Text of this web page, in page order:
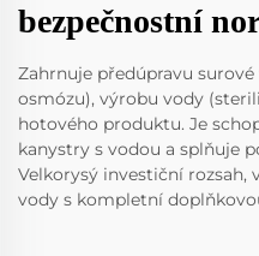
bezpečnostní
Zahrnuje předúpravu
osmózu), výrobu vody
hotového produktu. Je
kanystry s vodou a splňuje
Velkorysý investiční rozsah,
vody s kompletní